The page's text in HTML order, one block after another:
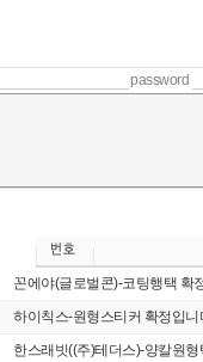
password
꼰에야(글로벌콘)-코팅행택 확
하이칙스-원형스티커 확정입
한스래빗((주)테더스)-양칼원